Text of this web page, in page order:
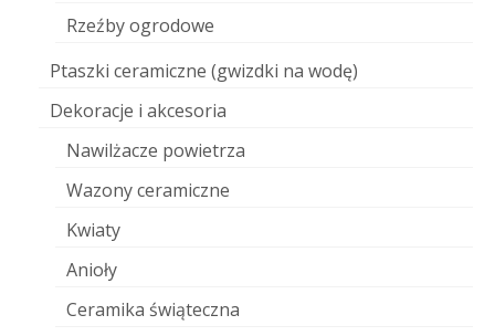
Rzeźby ogrodowe
Ptaszki ceramiczne (gwizdki na wodę)
Dekoracje i akcesoria
Nawilżacze powietrza
Wazony ceramiczne
Kwiaty
Anioły
Ceramika świąteczna